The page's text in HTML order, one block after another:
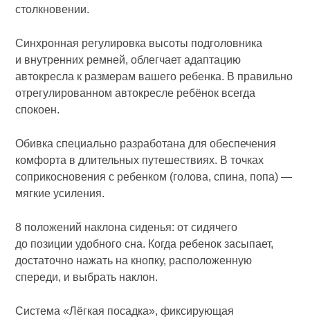
столкновении.
Синхронная регулировка высоты подголовника
и внутренних ремней, облегчает адаптацию
автокресла к размерам вашего ребенка. В правильно
отрегулированном автокресле ребёнок всегда
спокоен.
Обивка специально разработана для обеспечения
комфорта в длительных путешествиях. В точках
соприкосновения с ребенком (голова, спина, попа) —
мягкие усиления.
8 положений наклона сиденья: от сидячего
до позиции удобного сна. Когда ребенок засыпает,
достаточно нажать на кнопку, расположенную
спереди, и выбрать наклон.
Система «Лёгкая посадка», фиксирующая